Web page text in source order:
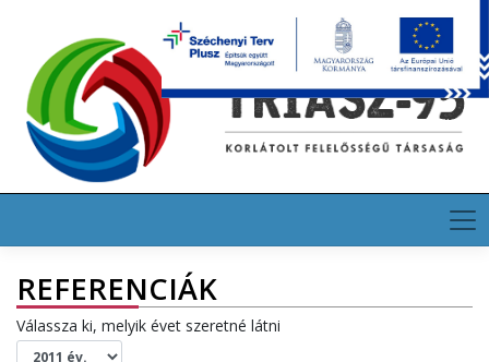
content
EN DE
REFERENCIÁK
Válassza ki, melyik évet szeretné látni